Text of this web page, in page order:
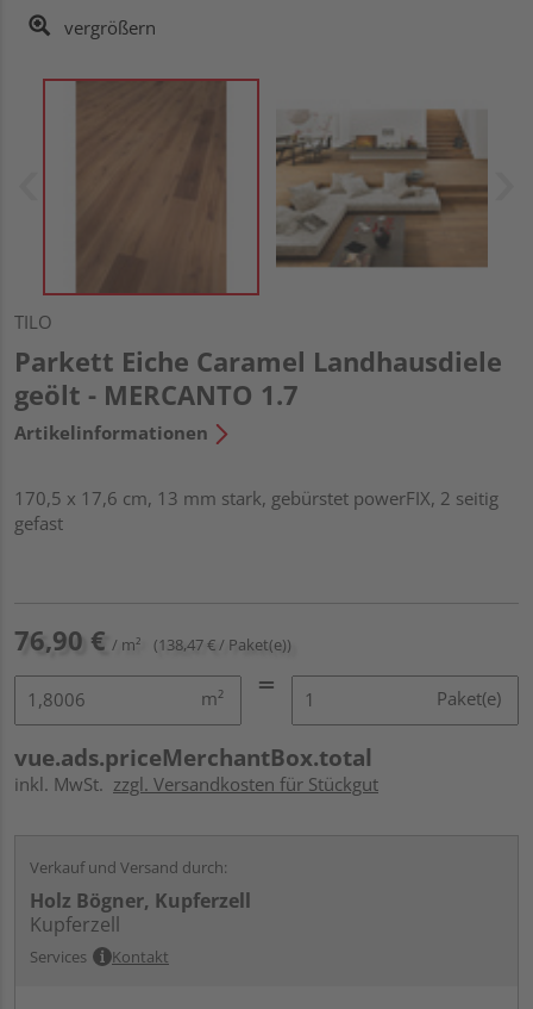
vergrößern
TILO
Parkett Eiche Caramel Landhausdiele
geölt - MERCANTO 1.7
Artikelinformationen
170,5 x 17,6 cm, 13 mm stark, gebürstet powerFIX, 2 seitig
gefast
76,90 € / m² (138,47 € / Paket(e))
m² Paket(e)
vue.ads.priceMerchantBox.total
inkl. MwSt. zzgl. Versandkosten für Stückgut
Verkauf und Versand durch:
Holz Bögner, Kupferzell
Kupferzell
Services Kontakt